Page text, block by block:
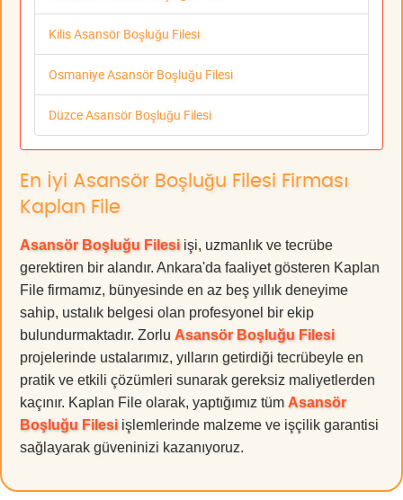
Kilis Asansör Boşluğu Filesi
Osmaniye Asansör Boşluğu Filesi
Düzce Asansör Boşluğu Filesi
En İyi Asansör Boşluğu Filesi Firması
Kaplan File
Asansör Boşluğu Filesi işi, uzmanlık ve tecrübe
gerektiren bir alandır. Ankara'da faaliyet gösteren Kaplan
File firmamız, bünyesinde en az beş yıllık deneyime
sahip, ustalık belgesi olan profesyonel bir ekip
bulundurmaktadır. Zorlu Asansör Boşluğu Filesi
projelerinde ustalarımız, yılların getirdiği tecrübeyle en
pratik ve etkili çözümleri sunarak gereksiz maliyetlerden
kaçınır. Kaplan File olarak, yaptığımız tüm Asansör
Boşluğu Filesi işlemlerinde malzeme ve işçilik garantisi
sağlayarak güveninizi kazanıyoruz.